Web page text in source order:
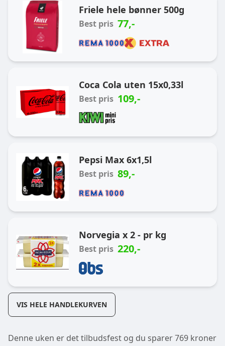
Friele hele bønner 500g
Best pris 77,-
Coca Cola uten 15x0,33l
Best pris 109,-
Pepsi Max 6x1,5l
Best pris 89,-
Norvegia x 2 - pr kg
Best pris 220,-
VIS HELE HANDLEKURVEN
Denne uken er det tilbudsfest og du sparer 769 kroner